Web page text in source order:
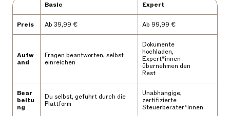
Basic Expert
Preis Ab 39,99 € Ab 99,99 €
Aufw
and
Fragen beantworten, selbst
einreichen
Dokumente
hochladen,
Expert*innen
übernehmen den
Rest
Bear
beitu
ng
Du selbst, geführt durch die
Plattform
Unabhängige,
zertifizierte
Steuerberater*innen